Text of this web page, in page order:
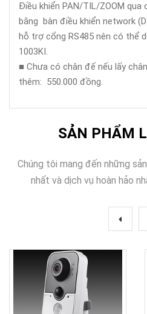
Điều khiển PAN/TIL/ZOOM qua
bằng bàn điều khiển network
hỗ trợ cổng RS485 nên có thể
1003KI.
■ Chưa có chân đế nếu lấy
thêm: 550.000 đồng.
SẢN PHẨM
Chúng tôi mang đến những
nhất và dịch vụ hoàn hảo